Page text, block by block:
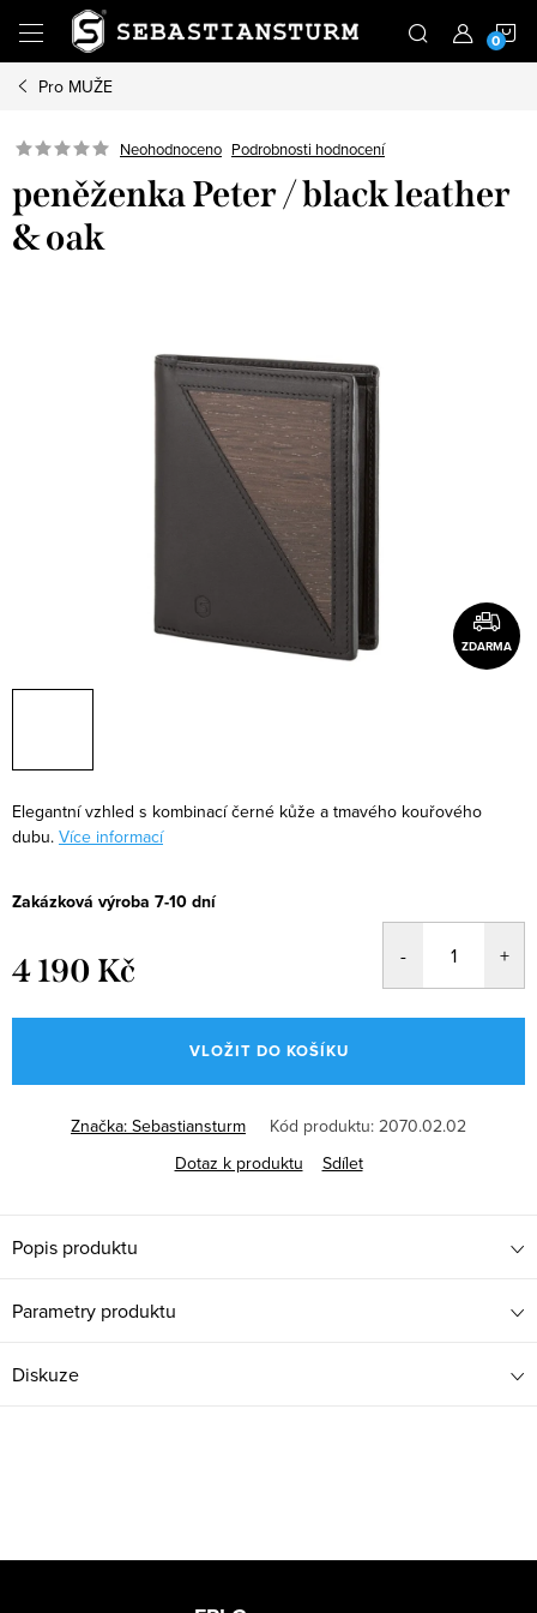
obsah
Pro MUŽE
Neohodnoceno Podrobnosti hodnocení
peněženka Peter / black leather
& oak
ZDARMA
Elegantní vzhled s kombinací černé kůže a tmavého kouřového
dubu. Více informací
Zakázková výroba 7-10 dní
4 190 Kč
cena:
VLOŽIT DO KOŠÍKU
Značka: Sebastiansturm Kód produktu: 2070.02.02
Dotaz k produktu
Sdílet
Popis produktu
Parametry produktu
Diskuze